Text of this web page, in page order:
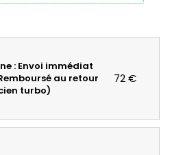
: Envoi immédiat
au retour
turbo)
72 €